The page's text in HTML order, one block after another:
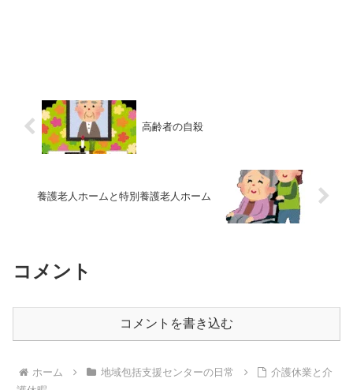
高齢者の自殺
養護老人ホームと特別養護老人ホーム
コメント
コメントを書き込む
ホーム 地域包括支援センターの日常
介護休業と介